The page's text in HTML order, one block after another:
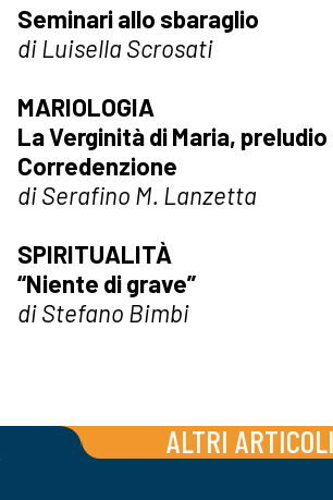
Seminari allo sbaraglio
di Luisella Scrosati
MARIOLOGIA
La Verginità di Maria, preludio
Corredenzione
di Serafino M. Lanzetta
SPIRITUALITÀ
“Niente di grave”
di Stefano Bimbi
ALTRI ARTICOLI